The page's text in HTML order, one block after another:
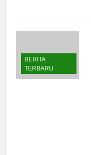
BERITA